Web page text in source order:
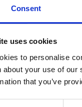
Consent
uses cookies
to personalise
about your use of
that you’ve
kørselsgebyr